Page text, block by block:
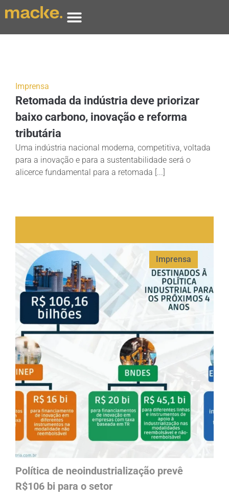
Imprensa
Retomada da indústria deve priorizar
baixo carbono, inovação e reforma
tributária
Uma indústria nacional moderna, competitiva, voltada
para a inovação e para a sustentabilidade será o
alicerce fundamental para a retomada [...]
Imprensa
Política de neoindustrialização prevê
R$106 bi para o setor